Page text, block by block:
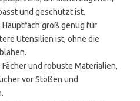
und geschützt ist.
Hauptfach groß genug für
Utensilien ist, ohne die
und robuste Materialien,
vor Stößen und